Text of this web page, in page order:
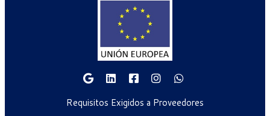
Requisitos Exigidos a Proveedores